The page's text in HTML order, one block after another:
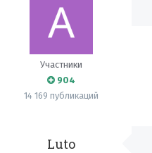
Участники
904
14 169 публикаций
Luto